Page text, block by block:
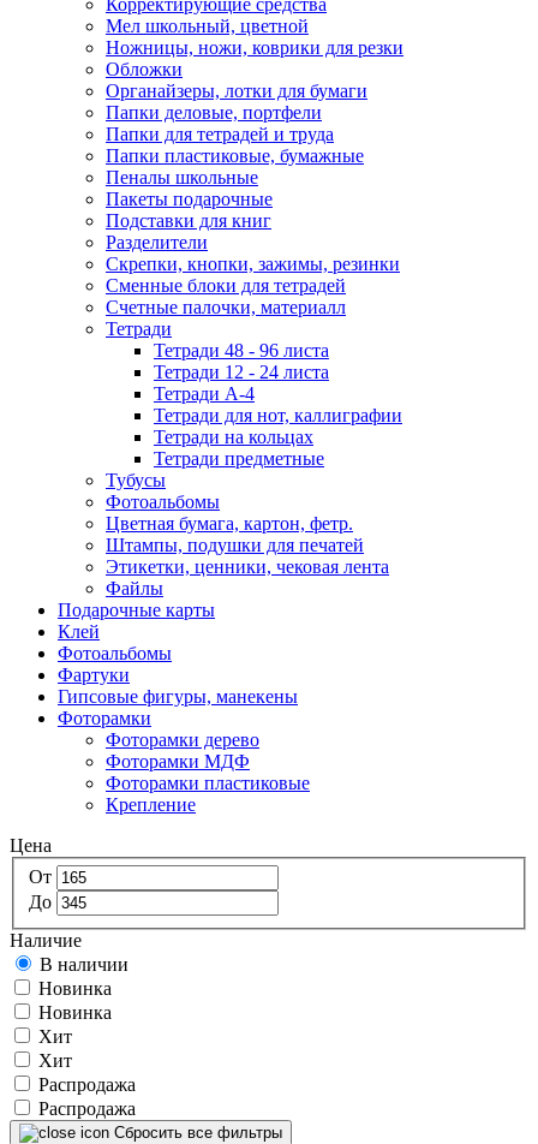
Мел школьный, цветной
Ножницы, ножи, коврики для резки
Обложки
Органайзеры, лотки для бумаги
Папки деловые, портфели
Папки для тетрадей и труда
Папки пластиковые, бумажные
Пеналы школьные
Пакеты подарочные
Подставки для книг
Разделители
Скрепки, кнопки, зажимы, резинки
Сменные блоки для тетрадей
Счетные палочки, материалл
Тетради
Тетради 48 - 96 листа
Тетради 12 - 24 листа
Тетради А-4
Тетради для нот, каллиграфии
Тетради на кольцах
Тетради предметные
Тубусы
Фотоальбомы
Цветная бумага, картон, фетр.
Штампы, подушки для печатей
Этикетки, ценники, чековая лента
Файлы
Подарочные карты
Клей
Фотоальбомы
Фартуки
Гипсовые фигуры, манекены
Фоторамки
Фоторамки дерево
Фоторамки МДФ
Фоторамки пластиковые
Крепление
Цена
От
До
Наличие
В наличии
Новинка
Новинка
Хит
Хит
Распродажа
Распродажа
Сбросить все фильтры